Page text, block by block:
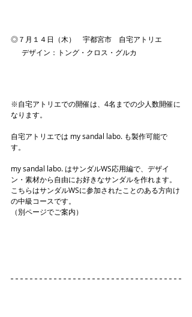
◎７月１４日（木）　宇都宮市　自宅アトリエ
      デザイン：トング・クロス・グルカ
※自宅アトリエでの開催は、4名までの少人数開催に
なります。
自宅アトリエでは my sandal labo. も製作可能で
す。
my sandal labo. はサンダルWS応用編で、デザイ
ン・素材から自由にお好きなサンダルを作れます。
こちらはサンダルWSに参加されたことのある方向け
の中級コースです。
（別ページでご案内）